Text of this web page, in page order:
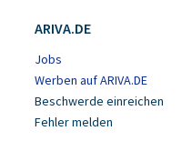
ARIVA.DE
Jobs
Werben auf ARIVA.DE
Beschwerde einreichen
Fehler melden